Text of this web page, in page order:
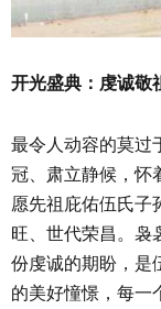
开光盛典：虔诚敬
最令人动容的莫过
冠、肃立静候，怀
愿先祖庇佑伍氏子
旺、世代荣昌。袅
份虔诚的期盼，是
的美好憧憬，每一